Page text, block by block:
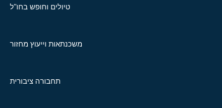
טיולים וחופש בחו"ל
משכנתאות וייעוץ מחזור
תחבורה ציבורית